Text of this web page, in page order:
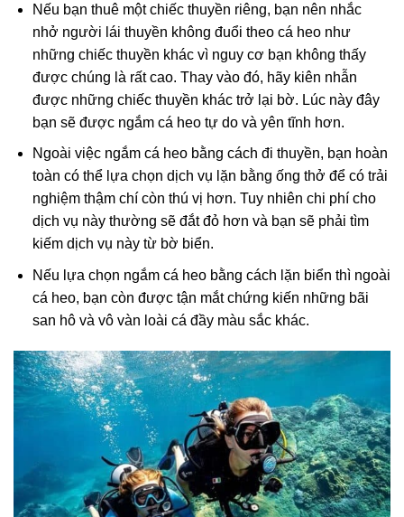
Nếu bạn thuê một chiếc thuyền riêng, bạn nên nhắc
nhở người lái thuyền không đuổi theo cá heo như
những chiếc thuyền khác vì nguy cơ bạn không thấy
được chúng là rất cao. Thay vào đó, hãy kiên nhẫn
được những chiếc thuyền khác trở lại bờ. Lúc này đây
bạn sẽ được ngắm cá heo tự do và yên tĩnh hơn.
Ngoài việc ngắm cá heo bằng cách đi thuyền, bạn hoàn
toàn có thể lựa chọn dịch vụ lặn bằng ống thở để có trải
nghiệm thậm chí còn thú vị hơn. Tuy nhiên chi phí cho
dịch vụ này thường sẽ đắt đỏ hơn và bạn sẽ phải tìm
kiếm dịch vụ này từ bờ biển.
Nếu lựa chọn ngắm cá heo bằng cách lặn biển thì ngoài
cá heo, bạn còn được tận mắt chứng kiến những bãi
san hô và vô vàn loài cá đầy màu sắc khác.